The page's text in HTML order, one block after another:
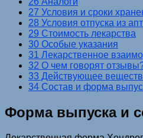
27 Условия и сроки
28 Условия отпуска из
29 Стоимость лекарства
30 Особые указания
31 Лекарственное
32 О чем говорят
33 Действующее
34 Состав и форма
Форма выпуска и